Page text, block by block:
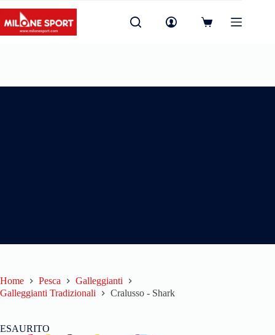
Home Pesca
Galleggianti
Galleggianti Tradizionali
Cralusso - Shark
ESAURITO